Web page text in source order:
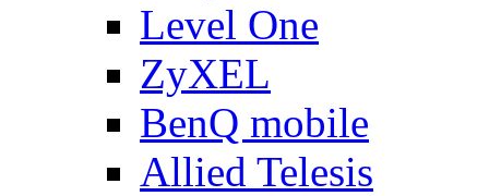
Level One
ZyXEL
BenQ mobile
Allied Telesis